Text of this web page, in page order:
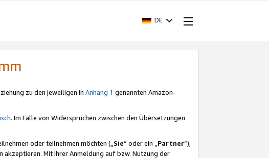
DE
zu den jeweiligen in Anhang 1 genannten Amazon-
. Im Falle von Widersprüchen zwischen den Übersetzungen
oder teilnehmen möchten („Sie“ oder ein „Partner“),
akzeptieren. Mit Ihrer Anmeldung auf bzw. Nutzung der